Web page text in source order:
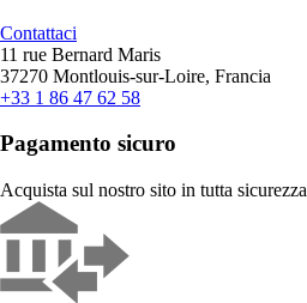
Contattaci
11 rue Bernard Maris
37270 Montlouis-sur-Loire, Francia
+33 1 86 47 62 58
Pagamento sicuro
Acquista sul nostro sito in tutta sicurezza